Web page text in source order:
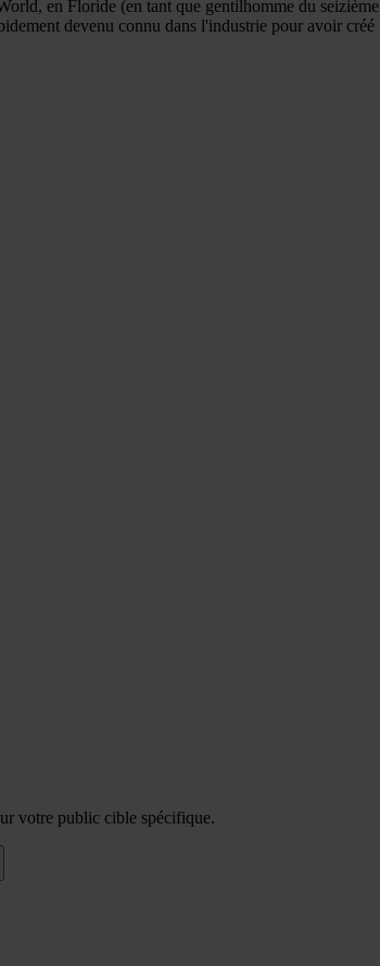
en Floride (en tant que gentilhomme du
devenu connu dans l'industrie pour avoir
votre public cible spécifique.